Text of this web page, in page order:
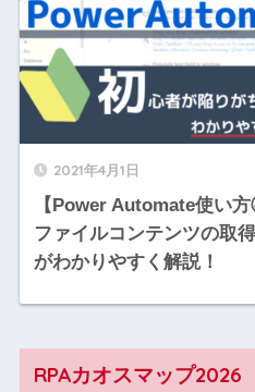
2021年4月1日
【Power Automate使い
ファイルコンテンツの取
がわかりやすく解説！
RPAカオスマップ2026